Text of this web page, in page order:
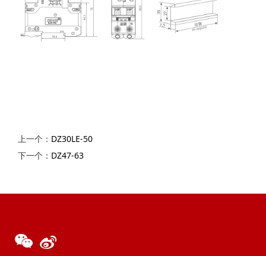
上一个： DZ30LE-50
下一个： DZ47-63